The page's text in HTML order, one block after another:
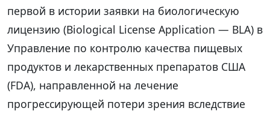
первой в истории заявки на биологическую
лицензию (Biological License Application — BLA) в
Управление по контролю качества пищевых
продуктов и лекарственных препаратов США
(FDA), направленной на лечение
прогрессирующей потери зрения вследствие